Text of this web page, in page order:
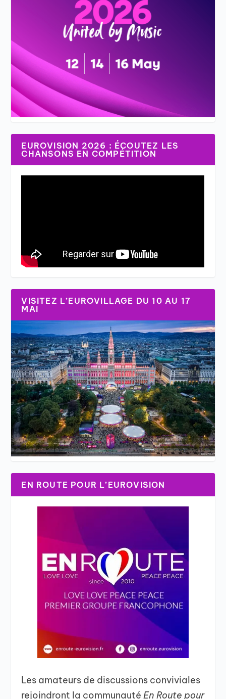
EUROVISION 2026 : ÉCOUTEZ LES
CHANSONS EN COMPÉTITION
VISITEZ L’EUROVILLAGE DU 10 AU 17
MAI
EN ROUTE POUR L’EUROVISION
Les amateurs de discussions conviviales
rejoindront la communautéEn Route pour